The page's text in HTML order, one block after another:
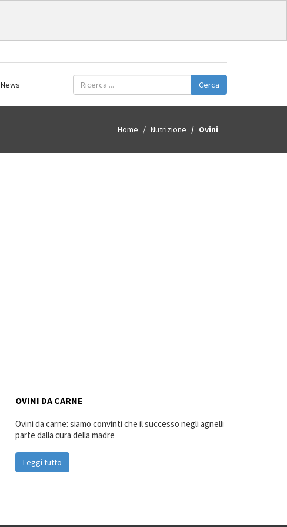
News Cerca
Home Nutrizione Ovini
OVINI DA CARNE
Ovini da carne: siamo convinti che il successo negli agnelli
parte dalla cura della madre
Leggi tutto